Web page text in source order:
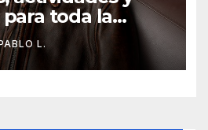
toda la
jornada
Crespo
L.